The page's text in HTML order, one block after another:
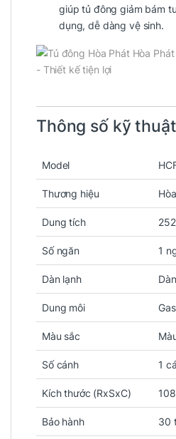
giúp tủ đông giảm bám
dụng, dễ dàng vệ sinh.
Thông số kỹ thuật
Model
Thương hiệu
Dung tích
Số ngăn 1
Dàn lạnh
Dung môi
Màu sắc
Số cánh 1
Kích thước (RxSxC)
Bảo hành 30